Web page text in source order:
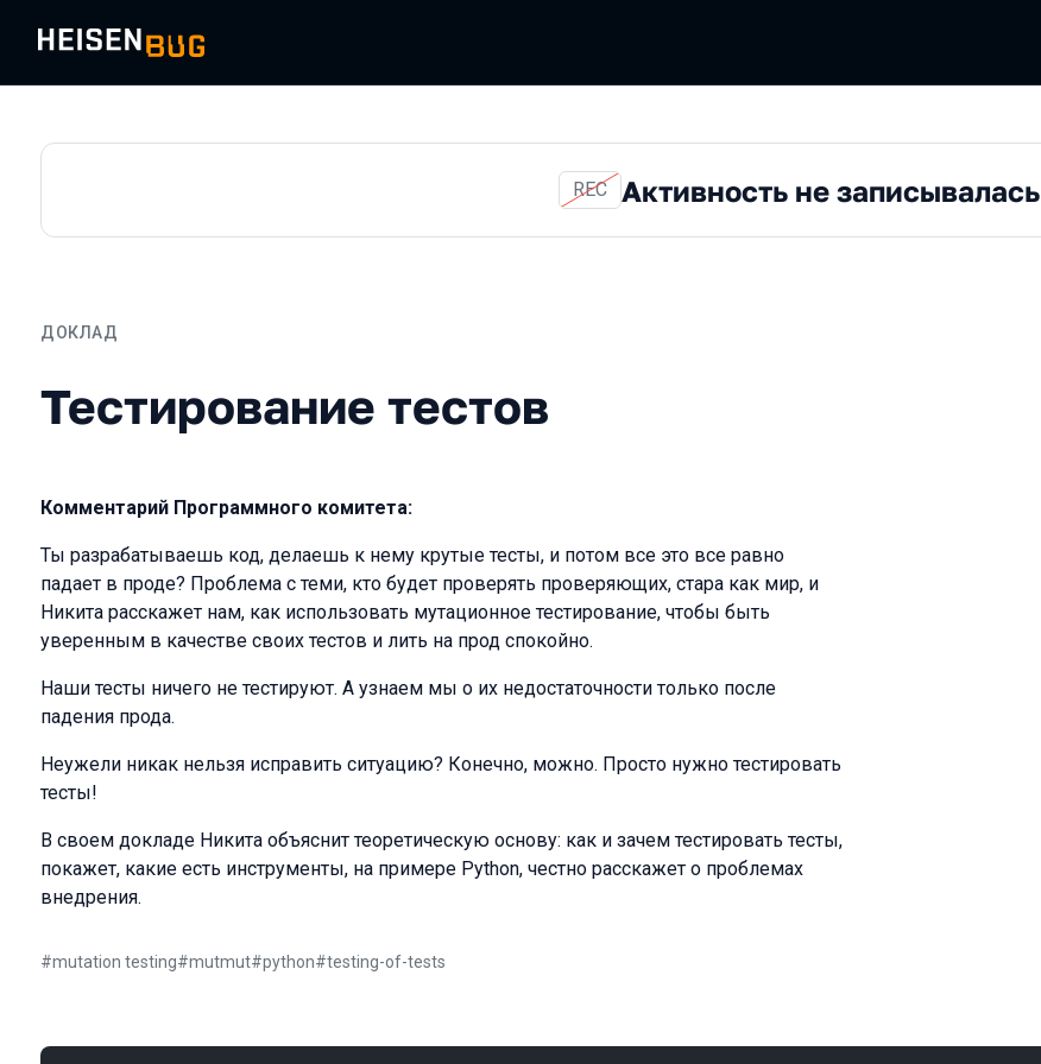
REC Активность не записывалась
ДОКЛАД
Тестирование тестов
Тестирование тестов
Комментарий Программного комитета:
Ты разрабатываешь код, делаешь к нему крутые тесты, и потом все это все равно
падает в проде? Проблема с теми, кто будет проверять проверяющих, стара как мир, и
Никита расскажет нам, как использовать мутационное тестирование, чтобы быть
уверенным в качестве своих тестов и лить на прод спокойно.
Наши тесты ничего не тестируют. А узнаем мы о их недостаточности только после
падения прода.
Неужели никак нельзя исправить ситуацию? Конечно, можно. Просто нужно тестировать
тесты!
В своем докладе Никита объяснит теоретическую основу: как и зачем тестировать тесты,
покажет, какие есть инструменты, на примере Python, честно расскажет о проблемах
внедрения.
#mutation testing#mutmut#python#testing-of-tests